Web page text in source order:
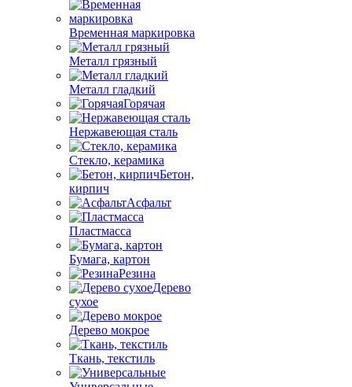
Временная маркировка
Металл грязный
Металл гладкий
Горячая
Нержавеющая сталь
Стекло, керамика
Бетон,
кирпич
Асфальт
Пластмасса
Бумага, картон
Резина
Дерево
сухое
Дерево мокрое
Ткань, текстиль